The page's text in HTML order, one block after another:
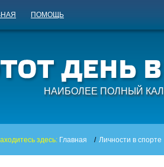
ПОМОЩЬ
НАИБОЛЕЕ ПОЛНЫЙ
здесь: Главная / Личности в спорте